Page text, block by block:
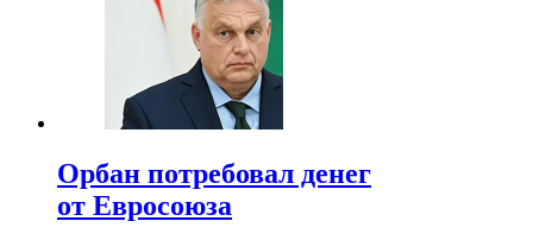
Орбан потребовал денег
от Евросоюза